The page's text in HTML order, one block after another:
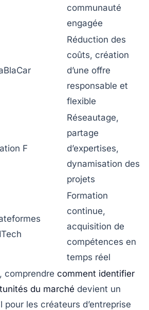
communauté
engagée
Réduction des
coûts, création
d’une offre
responsable et
flexible
F
Réseautage,
partage
d’expertises,
dynamisation des
projets
Formation
continue,
acquisition de
compétences en
temps réel
comprendre comment identifier
du marché devient un
les créateurs d’entreprise